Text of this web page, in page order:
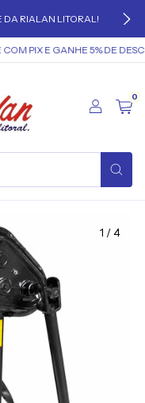
DA RIALAN LITORAL!
PIX E GANHE 5% DE
0
1 /4